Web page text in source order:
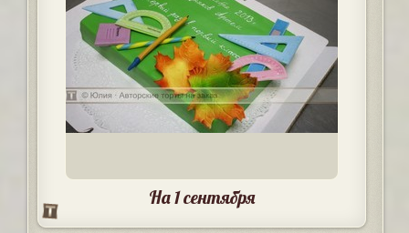
На 1 сентября